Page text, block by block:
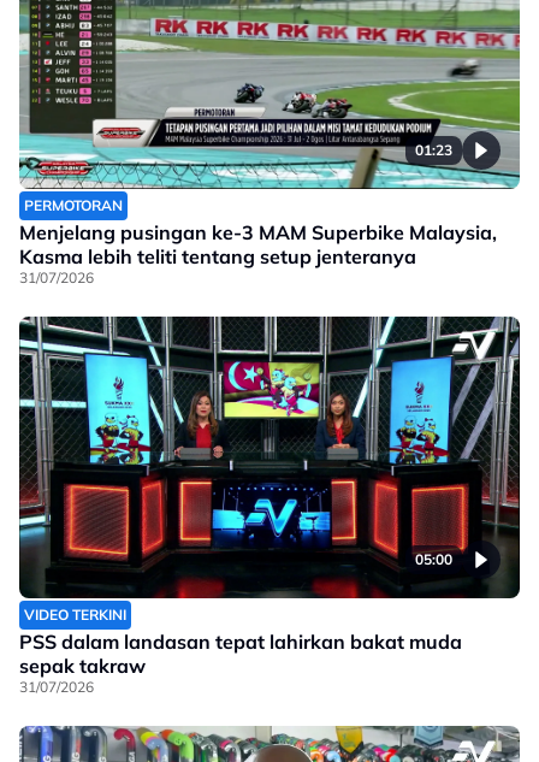
01:23
PERMOTORAN
Menjelang pusingan ke-3 MAM Superbike Malaysia,
Kasma lebih teliti tentang setup jenteranya
31/07/2026
05:00
VIDEO TERKINI
PSS dalam landasan tepat lahirkan bakat muda
sepak takraw
31/07/2026